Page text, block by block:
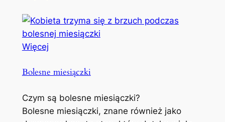
Więcej
Bolesne miesiączki
Czym są bolesne miesiączki?
Bolesne miesiączki, znane również jako